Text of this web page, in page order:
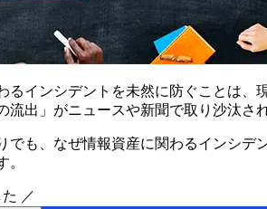
インシデントを未然に防ぐことは
出」がニュースや新聞で取り沙汰さ
でも、なぜ情報資産に関わるインシ
。
／